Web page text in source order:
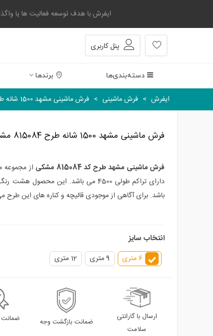
ایفرش با هدف توسعه فعالیت ها یا
پنل کاربری
دسته‌بندی‌ها برندها
ایفرش > فرش ماشینی > فرش ماشینی مشهد 1500 شانه طرح 815084 مشکی
فرش ماشینی مشهد 1500 شانه طرح 815084 مشکی
فرش ماشینی مشهد طرح کد 815084 مشکی
از مجموعه
باشد. برای آگاهی از موجودی قالیچه و کناره های این طرح
انتخاب سایز
6 متری 9 متری 12 متری
ارسال با گارانتی
سلامت
ضمانت بازگشت وجه ضمانت